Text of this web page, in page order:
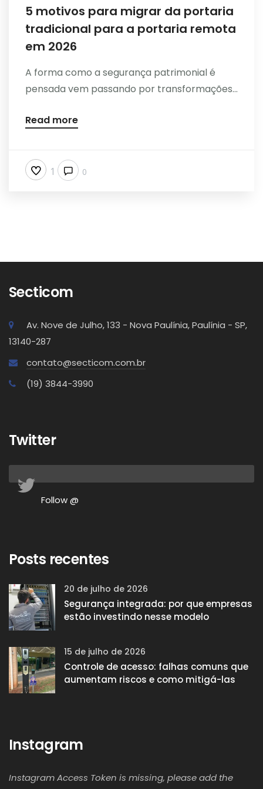
5 motivos para migrar da portaria
tradicional para a portaria remota
em 2026
A forma como a segurança patrimonial é
pensada vem passando por transformações...
Read more
1 0
Secticom
Av. Nove de Julho, 133 - Nova Paulínia, Paulínia - SP,
13140-287
contato@secticom.com.br
(19) 3844-3990
Twitter
Follow @
Posts recentes
20 de julho de 2026
Segurança integrada: por que empresas
estão investindo nesse modelo
15 de julho de 2026
Controle de acesso: falhas comuns que
aumentam riscos e como mitigá-las
Instagram
Instagram Access Token is missing, please add the